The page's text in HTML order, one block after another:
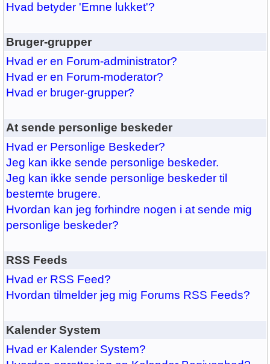
Hvad betyder 'Emne lukket'?
Bruger-grupper
Hvad er en Forum-administrator?
Hvad er en Forum-moderator?
Hvad er bruger-grupper?
At sende personlige beskeder
Hvad er Personlige Beskeder?
Jeg kan ikke sende personlige beskeder.
Jeg kan ikke sende personlige beskeder til
bestemte brugere.
Hvordan kan jeg forhindre nogen i at sende mig
personlige beskeder?
RSS Feeds
Hvad er RSS Feed?
Hvordan tilmelder jeg mig Forums RSS Feeds?
Kalender System
Hvad er Kalender System?